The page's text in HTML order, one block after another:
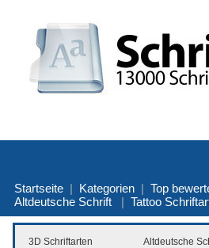
Startseite | Kategorien | Top
Altdeutsche Schrift | Tattoo
3D Schriftarten Altdeutsche